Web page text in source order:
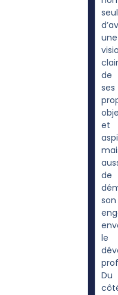
une
de
ses
et
de
son
le
Du